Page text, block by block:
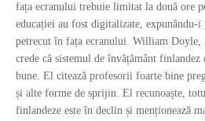
fața ecranului trebuie limitat la două ore
educației au fost digitalizate, expunându-
petrecut în fața ecranului. William Doyle,
crede că sistemul de învățământ
bune. El citează profesorii foarte bine
și alte forme de sprijin. El recunoaște,
finlandeze este în declin și menționează